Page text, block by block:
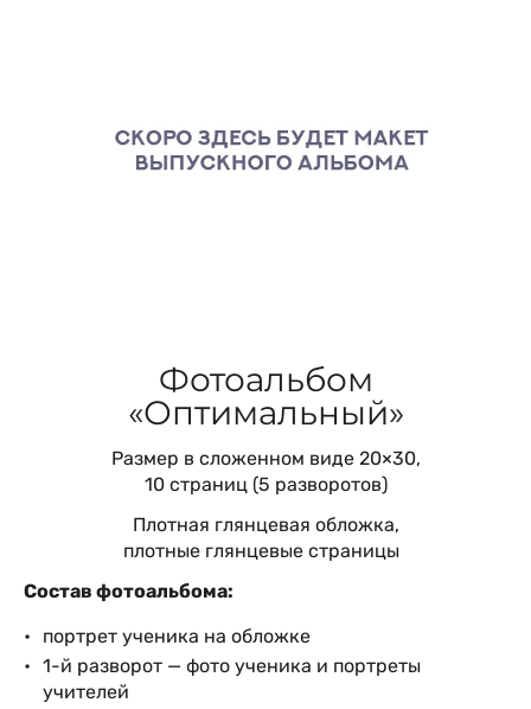
Фотоальбом
«Оптимальный»
Размер в сложенном виде 20×30,
10 страниц (5 разворотов)
Плотная глянцевая обложка,
плотные глянцевые страницы
Состав фотоальбома:
портрет ученика на обложке
1-й разворот — фото ученика и портреты
учителей